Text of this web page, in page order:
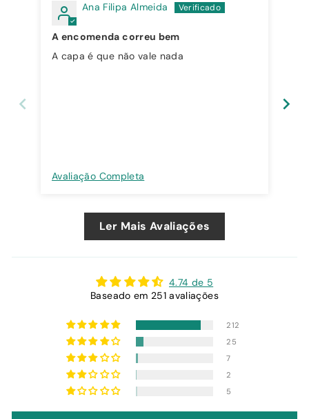
Ana Filipa Almeida
A encomenda correu bem
A capa é que não vale nada
Avaliação Completa
Ler Mais Avaliações
4.74 de 5
Baseado em 251 avaliações
212
25
7
2
5